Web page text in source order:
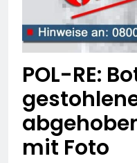
POL-RE:
mit Foto